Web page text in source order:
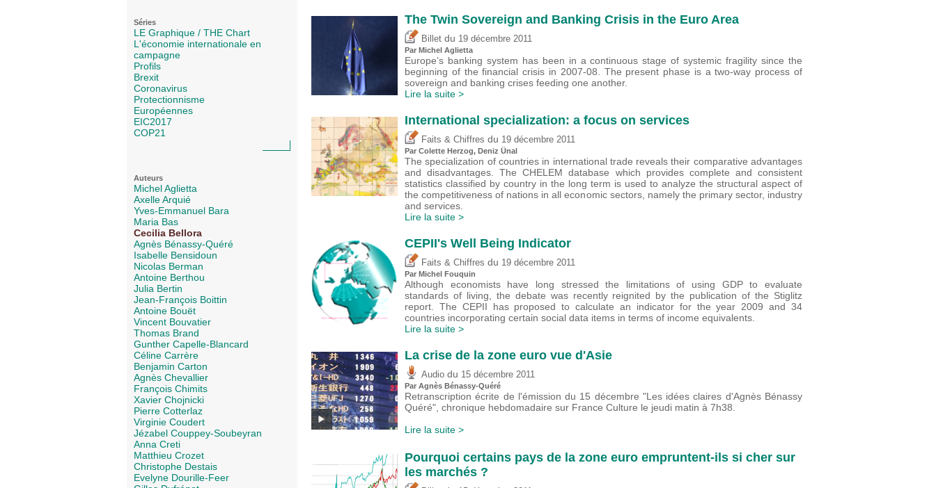
Séries
LE Graphique / THE Chart
L'économie internationale en
campagne
Profils
Brexit
Coronavirus
Protectionnisme
Européennes
EIC2017
COP21
Auteurs
Michel Aglietta
Axelle Arquié
Yves-Emmanuel Bara
Maria Bas
Cecilia Bellora
Agnès Bénassy-Quéré
Isabelle Bensidoun
Nicolas Berman
Antoine Berthou
Julia Bertin
Jean-François Boittin
Antoine Bouët
Vincent Bouvatier
Thomas Brand
Gunther Capelle-Blancard
Céline Carrère
Benjamin Carton
Agnès Chevallier
François Chimits
Xavier Chojnicki
Pierre Cotterlaz
Virginie Coudert
Jézabel Couppey-Soubeyran
Anna Creti
Matthieu Crozet
Christophe Destais
Evelyne Dourille-Feer
The Twin Sovereign and Banking Crisis in the Euro Area
Billet du 19 décembre 2011
Par Michel Aglietta
Europe’s banking system has been in a continuous stage of systemic fragility since the
beginning of the financial crisis in 2007-08. The present phase is a two-way process of
sovereign and banking crises feeding one another.
Lire la suite >
International specialization: a focus on services
Faits & Chiffres du 19 décembre 2011
Par Colette Herzog, Deniz Ünal
The specialization of countries in international trade reveals their comparative advantages
and disadvantages. The CHELEM database which provides complete and consistent
statistics classified by country in the long term is used to analyze the structural aspect of
the competitiveness of nations in all economic sectors, namely the primary sector, industry
and services.
Lire la suite >
CEPII's Well Being Indicator
Faits & Chiffres du 19 décembre 2011
Par Michel Fouquin
Although economists have long stressed the limitations of using GDP to evaluate
standards of living, the debate was recently reignited by the publication of the Stiglitz
report. The CEPII has proposed to calculate an indicator for the year 2009 and 34
countries incorporating certain social data items in terms of income equivalents.
Lire la suite >
La crise de la zone euro vue d'Asie
Audio du 15 décembre 2011
Par Agnès Bénassy-Quéré
Retranscription écrite de l'émission du 15 décembre "Les idées claires d'Agnès Bénassy
Quéré", chronique hebdomadaire sur France Culture le jeudi matin à 7h38.
Lire la suite >
Pourquoi certains pays de la zone euro empruntent-ils si cher sur
les marchés ?